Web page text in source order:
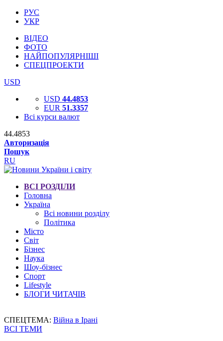
РУС
УКР
ВІДЕО
ФОТО
НАЙПОПУЛЯРНІШІ
СПЕЦПРОЕКТИ
USD
USD 44.4853
EUR 51.3357
Всі курси валют
44.4853
Авторизація
Пошук
RU
ВСІ РОЗДІЛИ
Головна
Україна
Всі новини розділу
Політика
Місто
Світ
Бізнес
Наука
Шоу-бізнес
Спорт
Lifestyle
БЛОГИ ЧИТАЧІВ
СПЕЦТЕМА: Війна в Ірані
ВСІ ТЕМИ